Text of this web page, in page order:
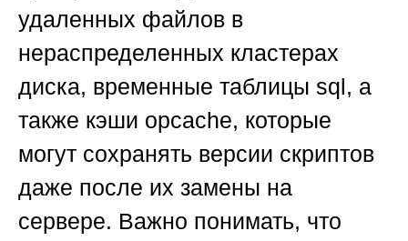
удаленных файлов в
нераспределенных кластерах
диска, временные таблицы sql, а
также кэши opcache, которые
могут сохранять версии скриптов
даже после их замены на
сервере. Важно понимать, что